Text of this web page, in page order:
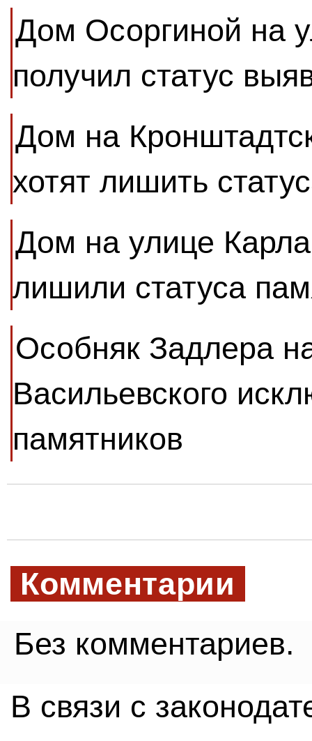
Дом Осоргиной на
получил статус
Дом на
хотят лишить
Дом на улице
лишили статуса
Особняк Задлера
Васильевского
памятников
Комментарии
Без комментариев.
В связи с